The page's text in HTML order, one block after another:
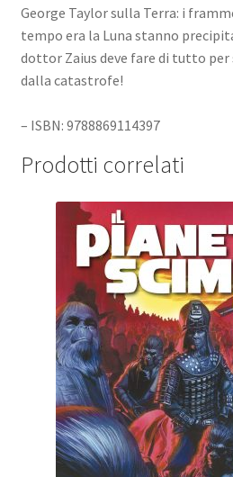
George Taylor sulla Terra: i
tempo era la Luna stanno
dottor Zaius deve fare di tutto per
dalla catastrofe!
– ISBN: 9788869114397
Prodotti correlati